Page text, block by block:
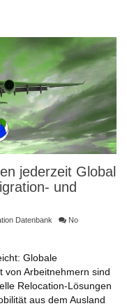
jederzeit Global
und
Datenbank
No
Globale
von Arbeitnehmern sind
Relocation-Lösungen
aus dem Ausland